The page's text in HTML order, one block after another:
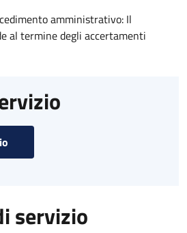
amministrativo: Il
al termine degli accertamenti
servizio